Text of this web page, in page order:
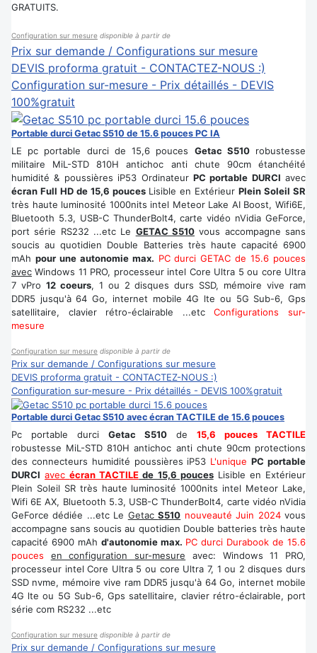
GRATUITS.
Configuration sur mesure disponible à partir de
Prix sur demande / Configurations sur mesure
DEVIS proforma gratuit - CONTACTEZ-NOUS :)
Configuration sur-mesure - Prix détaillés - DEVIS
100%gratuit
Portable durci Getac S510 de 15.6 pouces PC IA
LE pc portable durci de 15,6 pouces Getac S510robustesse
militaire MiL-STD 810H antichoc anti chute 90cm étanchéité
humidité & poussières iP53 Ordinateur PC portable DURCI avec
écran Full HD de 15,6 poucesLisible en ExtérieurPlein Soleil SR
très haute luminosité 1000nits intel Meteor Lake AI Boost, Wifi6E,
Bluetooth 5.3, USB-C ThunderBolt4, carte vidéo nVidia GeForce,
port série RS232 ...etc Le GETAC S510 vous accompagne sans
soucis au quotidien Double Batteries très haute capacité 6900
mAh pour une autonomie max. PC durci GETAC de 15.6 pouces
avec Windows 11 PRO, processeur intel Core Ultra 5 ou core Ultra
7 vPro 12 coeurs, 1 ou 2 disques durs SSD, mémoire vive ram
DDR5 jusqu'à 64 Go, internet mobile 4G lte ou 5G Sub-6, Gps
satellitaire, clavier rétro-éclairable ...etcConfigurations sur-
mesure
Configuration sur mesure disponible à partir de
Prix sur demande / Configurations sur mesure
DEVIS proforma gratuit - CONTACTEZ-NOUS :)
Configuration sur-mesure - Prix détaillés - DEVIS 100%gratuit
Portable durci Getac S510 avec écran TACTILE de 15.6 pouces
Pc portable durci Getac S510 de 15,6 pouces TACTILE
robustesse MiL-STD 810H antichoc anti chute 90cm protections
des connecteurs humidité poussières iP53 L'unique PC portable
DURCI avecécran TACTILE de 15,6 poucesLisible en Extérieur
Plein Soleil SR très haute luminosité 1000nits intel Meteor Lake,
Wifi 6E AX, Bluetooth 5.3, USB-C ThunderBolt4, carte vidéo nVidia
GeForce dédiée ...etc Le GetacS510 nouveauté Juin 2024vous
accompagne sans soucis au quotidien Double batteries très haute
capacité 6900 mAh d'autonomie max. PC durci Durabook de 15.6
pouces en configuration sur-mesure avec: Windows 11 PRO,
processeur intel Core Ultra 5 ou core Ultra 7, 1 ou 2 disques durs
SSD nvme, mémoire vive ram DDR5 jusqu'à 64 Go, internet mobile
4G lte ou 5G Sub-6, Gps satellitaire, clavier rétro-éclairable, port
série com RS232 ...etc
Configuration sur mesure disponible à partir de
Prix sur demande / Configurations sur mesure